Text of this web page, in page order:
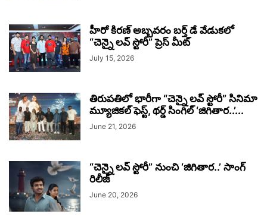
హీరో కిరణ్ అబ్బవరం బర్త్ డే వేడుకలో
“చెన్నై లవ్ స్టోరీ” ప్రెస్ మీట్
July 15, 2026
తిరుపతిలో భారీగా “చెన్నై లవ్ స్టోరీ” సినిమా
మ్యూజికల్ ఫెస్ట్, థర్డ్ సింగిల్ ‘జిగితార..’...
June 21, 2026
“చెన్నై లవ్ స్టోరీ” నుంచి ‘జిగితార..’ సాంగ్
రిలీజ్
June 20, 2026